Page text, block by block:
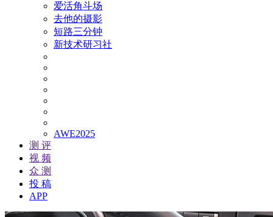
爱活角斗场
去他的摄影
短路三分钟
新技术研习社
AWE2025
测 评
视 频
众 测
投 稿
APP